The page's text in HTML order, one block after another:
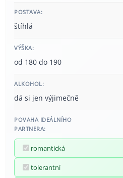
POSTAVA:
štíhlá
VÝŠKA:
od 180 do 190
ALKOHOL:
dá si jen výjimečně
POVAHA IDEÁLNÍHO
PARTNERA:
romantická
tolerantní